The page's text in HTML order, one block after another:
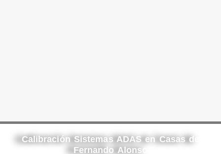
Calibración Sistemas ADAS en Casas de
Fernando Alonso